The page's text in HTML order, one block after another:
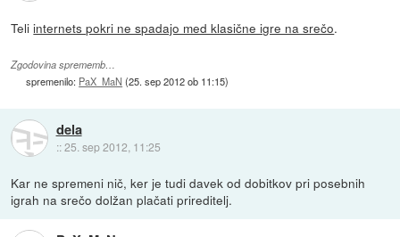
Teliinternets pokri ne spadajo med klasične igre na srečo.
Zgodovina sprememb…
spremenilo: PaX_MaN(25. sep 2012 ob 11:15)
dela
::25. sep 2012, 11:25
Kar ne spremeni nič, ker je tudi davek od dobitkov pri posebnih
igrah na srečo dolžan plačati prireditelj.